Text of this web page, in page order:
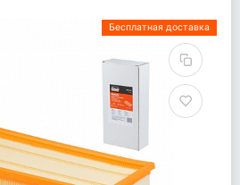
Бесплатная доставка